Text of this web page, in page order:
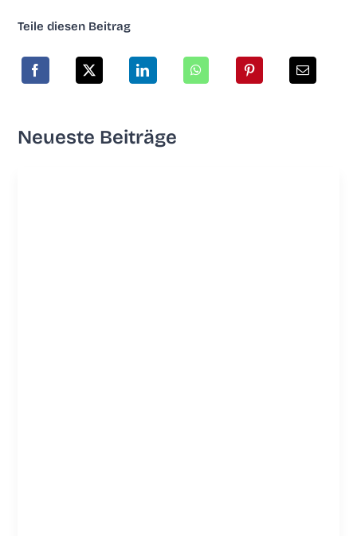
Tei­le die­sen Beitrag
Neu­es­te Beiträge